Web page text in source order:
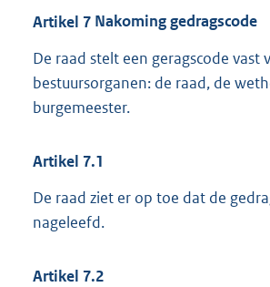
Artikel 7 Nakoming gedragscode
De raad stelt een geragscode vast
bestuursorganen: de raad, de
burgemeester.
Artikel 7.1
De raad ziet er op toe dat de
nageleefd.
Artikel 7.2